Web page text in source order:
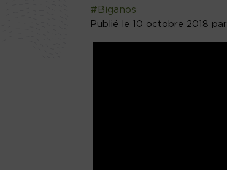
#Biganos
Publié le 10 octobre 2018 par